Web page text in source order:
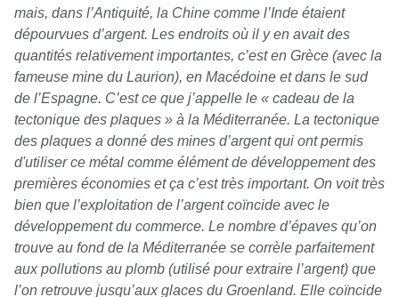
mais, dans l’Antiquité, la Chine comme l’Inde étaient
dépourvues d’argent. Les endroits où il y en avait des
quantités relativement importantes, c’est en Grèce (avec la
fameuse mine du Laurion), en Macédoine et dans le sud
de l’Espagne. C’est ce que j’appelle le « cadeau de la
tectonique des plaques » à la Méditerranée. La tectonique
des plaques a donné des mines d’argent qui ont permis
d'utiliser ce métal comme élément de développement des
premières économies et ça c’est très important. On voit très
bien que l’exploitation de l’argent coïncide avec le
développement du commerce. Le nombre d’épaves qu’on
trouve au fond de la Méditerranée se corrèle parfaitement
aux pollutions au plomb (utilisé pour extraire l’argent) que
l’on retrouve jusqu’aux glaces du Groenland. Elle coïncide